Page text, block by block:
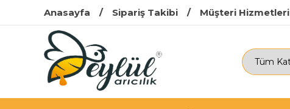
Anasayfa Sipariş Takibi Müşteri Hizmetleri